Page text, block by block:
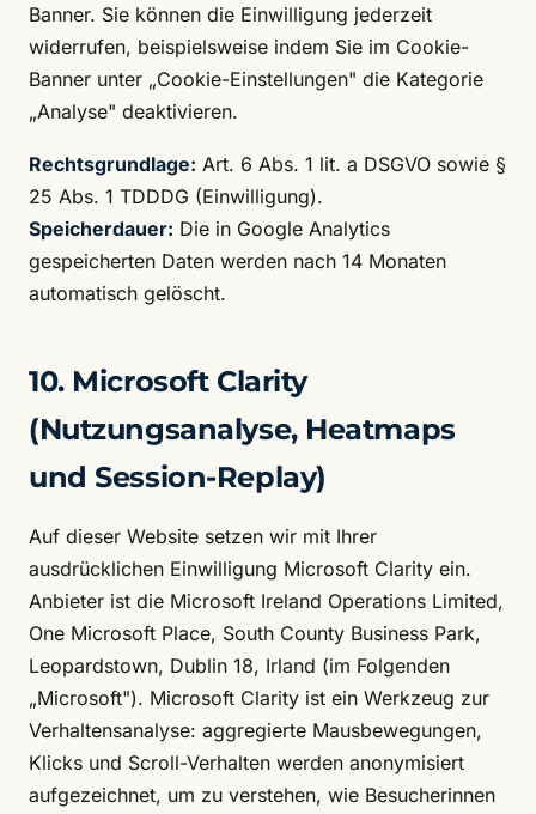
Banner. Sie können die Einwilligung jederzeit
widerrufen, beispielsweise indem Sie im Cookie-
Banner unter „Cookie-Einstellungen" die Kategorie
„Analyse" deaktivieren.
Rechtsgrundlage: Art. 6 Abs. 1 lit. a DSGVO sowie §
25 Abs. 1 TDDDG (Einwilligung).
Speicherdauer: Die in Google Analytics
gespeicherten Daten werden nach 14 Monaten
automatisch gelöscht.
10. Microsoft Clarity
(Nutzungsanalyse, Heatmaps
und Session-Replay)
Auf dieser Website setzen wir mit Ihrer
ausdrücklichen Einwilligung Microsoft Clarity ein.
Anbieter ist die Microsoft Ireland Operations Limited,
One Microsoft Place, South County Business Park,
Leopardstown, Dublin 18, Irland (im Folgenden
„Microsoft"). Microsoft Clarity ist ein Werkzeug zur
Verhaltensanalyse: aggregierte Mausbewegungen,
Klicks und Scroll-Verhalten werden anonymisiert
aufgezeichnet, um zu verstehen, wie Besucherinnen